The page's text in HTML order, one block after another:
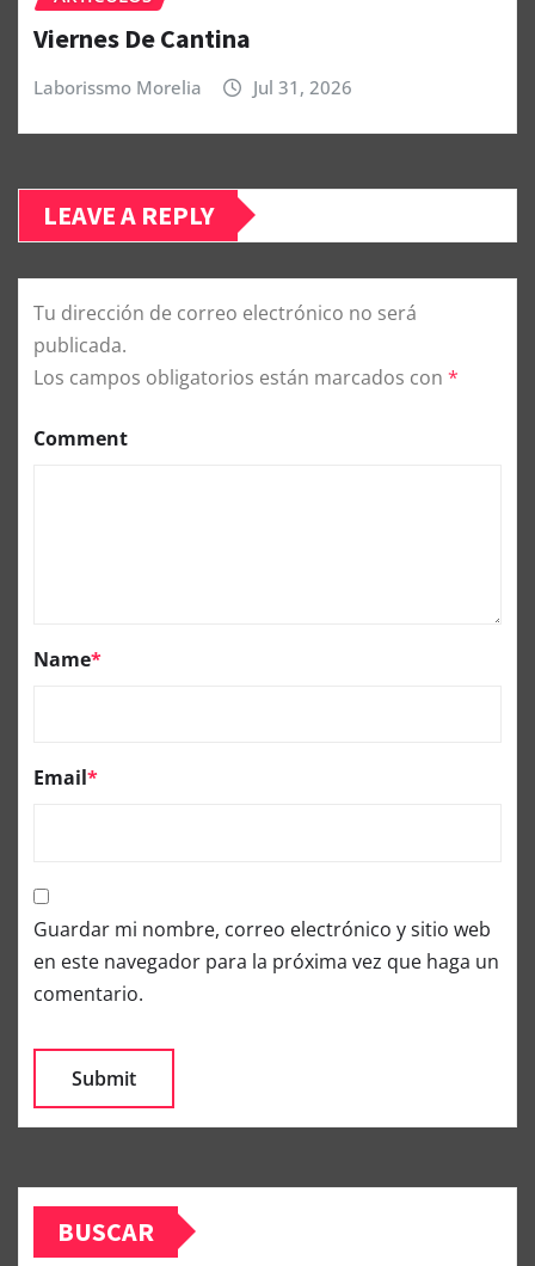
Viernes De Cantina
Laborissmo Morelia Jul 31, 2026
LEAVE A REPLY
Tu dirección de correo electrónico no será
publicada.
Los campos obligatorios están marcados con *
Comment
Name*
Email*
Guardar mi nombre, correo electrónico y sitio web
en este navegador para la próxima vez que haga un
comentario.
BUSCAR